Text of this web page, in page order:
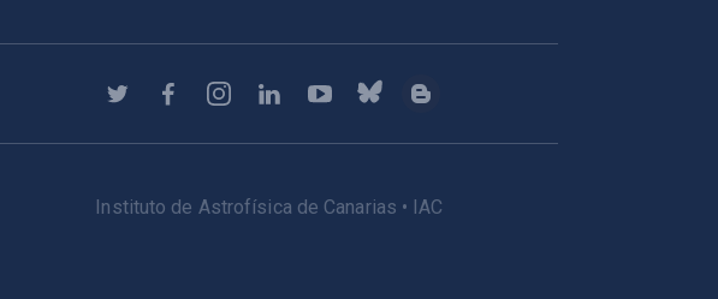
Instituto de Astrofísica de Canarias • IAC